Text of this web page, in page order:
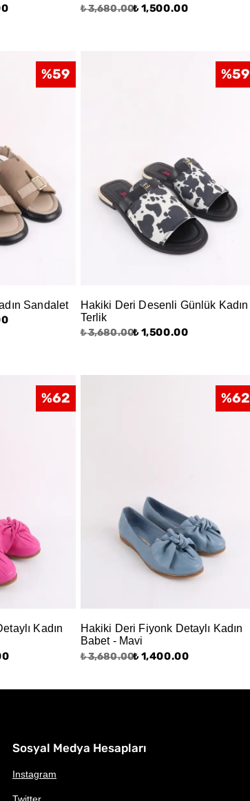
₺ 3,680.00₺ 1,500.00
Sandalet
%59
Hakiki Deri Desenli Günlük Kadın
Terlik
₺ 3,680.00₺ 1,500.00
%59
Kadın
%62
Hakiki Deri Fiyonk Detaylı Kadın
Babet - Mavi
₺ 3,680.00₺ 1,400.00
%62
Sosyal Medya Hesapları
Instagram